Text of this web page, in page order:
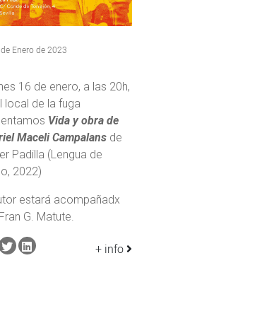
Enero de 2023
16 de enero, a las 20h,
local de la fuga
Vida y obra de
Maceli Campalansde
Padilla (Lengua de
2022)
estará acompañadx
G. Matute.
+ info